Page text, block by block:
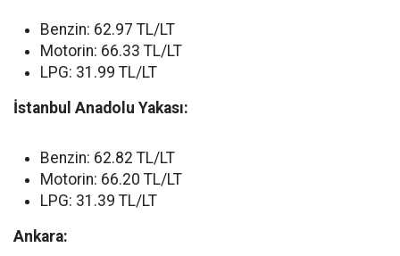
Benzin: 62.97 TL/LT
Motorin: 66.33 TL/LT
LPG: 31.99 TL/LT
İstanbul Anadolu Yakası:
Benzin: 62.82 TL/LT
Motorin: 66.20 TL/LT
LPG: 31.39 TL/LT
Ankara: